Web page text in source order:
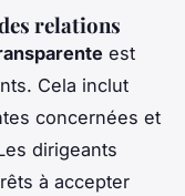
relations
est
Cela inclut
concernées et
dirigeants
à accepter